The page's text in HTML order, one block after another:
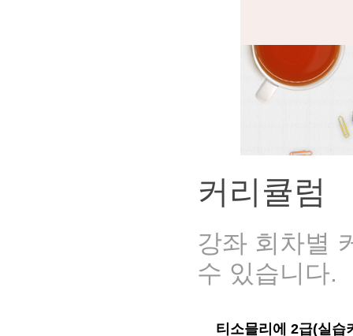
커리큘럼
강좌 회차별
수 있습니다.
티소믈리에 2급(실습